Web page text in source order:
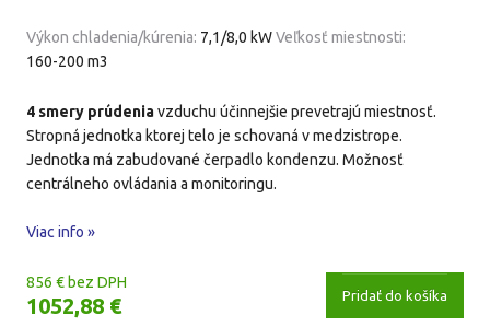
Výkon chladenia/kúrenia: 7,1/8,0 kWVeľkosť miestnosti:
160-200 m3
4 smery prúdeniavzduchu účinnejšie prevetrajú miestnosť.
Stropná jednotka ktorej telo je schovaná v medzistrope.
Jednotka má zabudované čerpadlo kondenzu. Možnosť
centrálneho ovládania a monitoringu.
Viac info »
856 € bez DPH
1052,88 € Pridať do košíka